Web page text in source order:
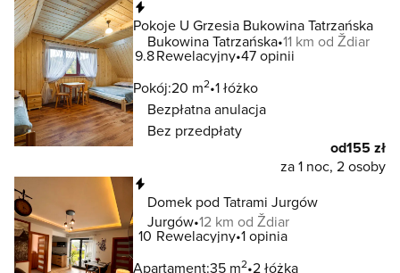
Pokoje U Grzesia Bukowina Tatrzańska
Bukowina Tatrzańska 11 km od Ždiar
9.8Rewelacyjny 47 opinii
Pokój:20 m2 1 łóżko
Bezpłatna anulacja
Bez przedpłaty
od155 zł
za 1 noc, 2 osoby
Domek pod Tatrami Jurgów
Jurgów 12 km od Ždiar
10 Rewelacyjny 1 opinia
Apartament:35 m2 2 łóżka